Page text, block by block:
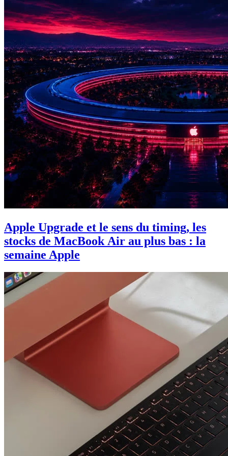
Apple Upgrade et le sens du timing, les
stocks de MacBook Air au plus bas : la
semaine Apple